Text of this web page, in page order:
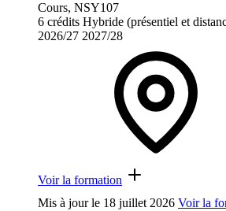
Cours, NSY107
6 crédits Hybride (présentiel et
2026/27 2027/28
Voir la formation
Mis à jour le 18 juillet 2026 Voir la